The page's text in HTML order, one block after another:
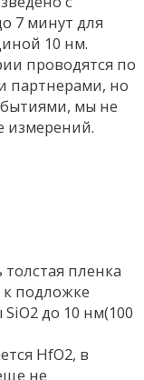
7 минут для
10 нм.
проводятся по
партнерами, но
мы не
измерений.
пленка
к подложке
до 10 нм(100
HfO2, в
не